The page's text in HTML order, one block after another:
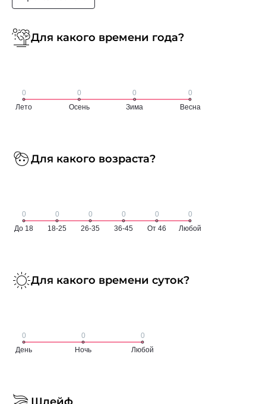
Для какого времени года?
Для какого возраста?
Для какого времени суток?